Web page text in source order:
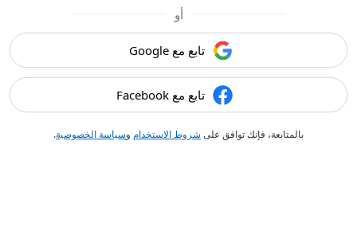
أو
تابع مع Google
تابع مع Facebook
بالمتابعة، فإنك توافق على شروط الاستخدام وسياسة الخصوصية.